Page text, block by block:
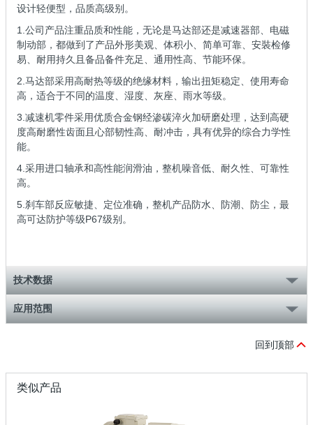
设计轻便型，品质高级别。
1.公司产品注重品质和性能，无论是马达部还是减速器部、电磁
制动部，都做到了产品外形美观、体积小、简单可靠、安裝检修
易、耐用持久且备品备件充足、通用性高、节能环保。
2.马达部采用高耐热等级的绝缘材料，输出扭矩稳定、使用寿命
高，适合于不同的温度、湿度、灰座、雨水等级。
3.减速机零件采用优质合金钢经渗碳淬火加研磨处理，达到高硬
度高耐磨性齿面且心部韧性高、耐冲击，具有优异的综合力学性
能。
4.采用进口轴承和高性能润滑油，整机噪音低、耐久性、可靠性
高。
5.刹车部反应敏捷、定位准确，整机产品防水、防潮、防尘，最
高可达防护等级P67级别。
技术数据
应用范围
回到顶部
类似产品